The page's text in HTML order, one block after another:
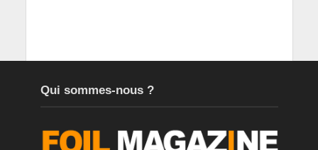
Qui sommes-nous ?